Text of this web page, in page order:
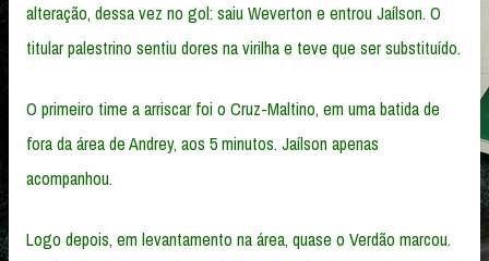
alteração, dessa vez no gol: saiu Weverton e entrou Jaílson. O
titular palestrino sentiu dores na virilha e teve que ser substituído.
O primeiro time a arriscar foi o Cruz-Maltino, em uma batida de
fora da área de Andrey, aos 5 minutos. Jaílson apenas
acompanhou.
Logo depois, em levantamento na área, quase o Verdão marcou.